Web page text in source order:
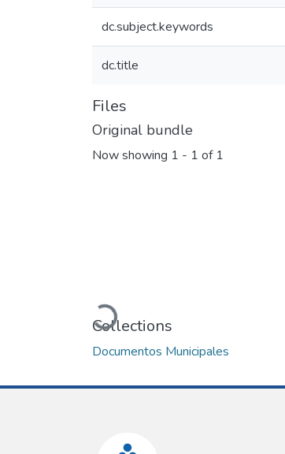
dc.subject.keywords
dc.title
Files
Original bundle
Now showing 1 - 1 of 1
Loading...
Collections
Documentos Municipales